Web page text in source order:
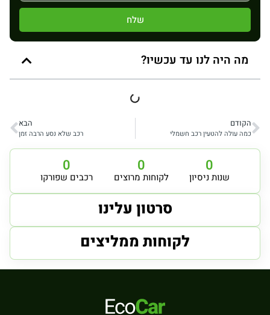
שלח
מה היה לנו עד עכשיו?
הקודם
כמה עולה להטעין רכב חשמלי
הבא
רכב שלא נסע הרבה זמן
שנות ניסיון
0
לקוחות מרוצים
0
רכבים שפורקו
0
סרטון עלינו
לקוחות ממליצים